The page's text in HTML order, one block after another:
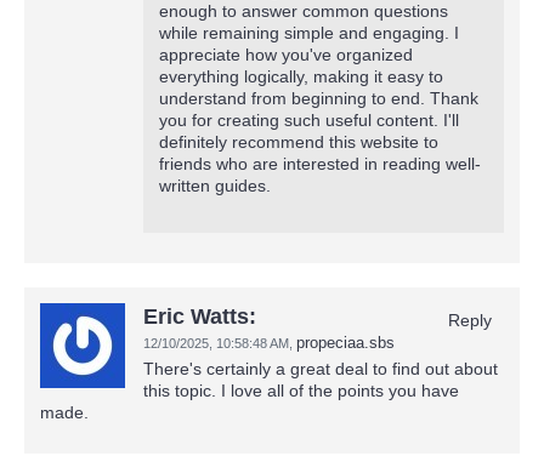
enough to answer common questions
while remaining simple and engaging. I
appreciate how you've organized
everything logically, making it easy to
understand from beginning to end. Thank
you for creating such useful content. I'll
definitely recommend this website to
friends who are interested in reading well-
written guides.
Eric Watts:
12/10/2025, 10:58:48 AM propeciaa.sbs
Reply
There's certainly a great deal to find out about
this topic. I love all of the points you have
made.